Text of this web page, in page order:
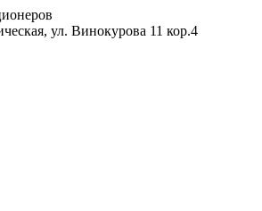
ул. Винокурова 11 кор.4